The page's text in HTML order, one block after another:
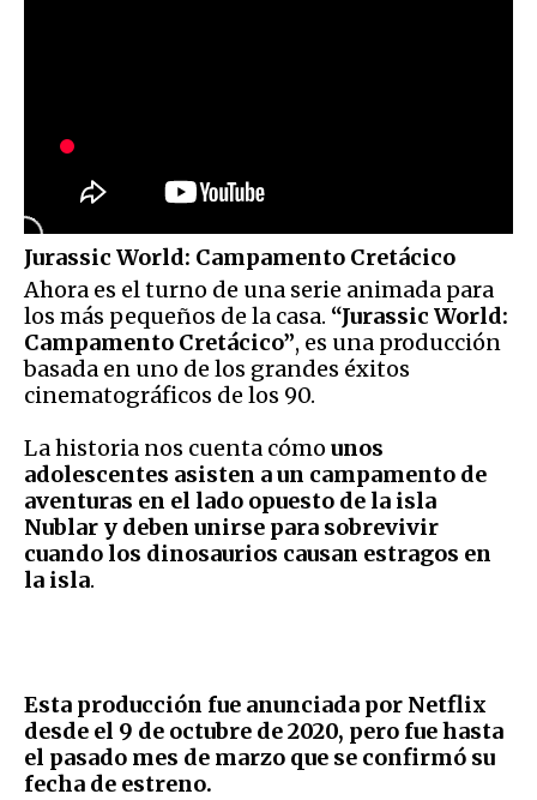
Jurassic World: Campamento Cretácico
Ahora es el turno de una serie animada para
los más pequeños de la casa. “Jurassic World:
Campamento Cretácico”, es una producción
basada en uno de los grandes éxitos
cinematográficos de los 90.
La historia nos cuenta cómo unos
adolescentes asisten a un campamento de
aventuras en el lado opuesto de la isla
Nublar y deben unirse para sobrevivir
cuando los dinosaurios causan estragos en
la isla.
Esta producción fue anunciada por Netflix
desde el 9 de octubre de 2020, pero fue hasta
el pasado mes de marzo que se confirmó su
fecha de estreno.